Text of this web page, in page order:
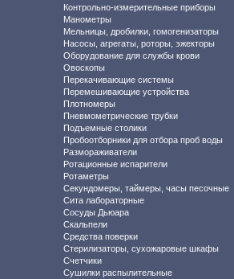
Контрольно-измерительные приборы
Манометры
Мельницы, дробилки, гомогенизаторы
Насосы, агрегаты, роторы, эжекторы
Оборудование для службы крови
Овоскопы
Перекачивающие системы
Перемешивающие устройства
Плотномеры
Пневмометрические трубки
Подъемные столики
Пробоотборники для отбора проб воды
Размораживатели
Ротационные испарители
Ротаметры
Секундомеры, таймеры, часы песочные
Сита лабораторные
Сосуды Дьюара
Скальпели
Средства поверки
Стерилизаторы, сухожаровые шкафы
Счетчики
Сушилки распылительные